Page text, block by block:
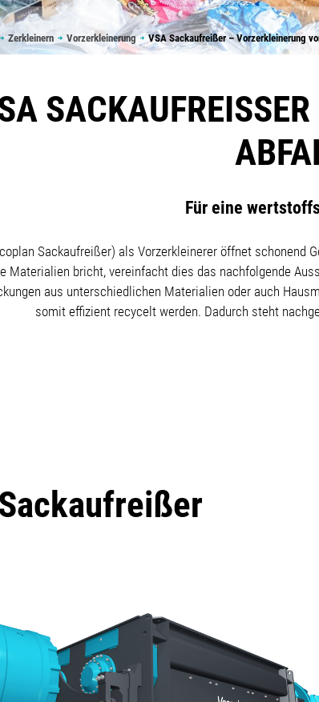
Zerkleinern Vorzerkleinerung VSA Sackaufreißer – Vorzerkleinerung
SACKAUFREISSER
Für eine
Sackaufreißer) als Vorzerkleinerer öffnet schonend
Materialien bricht, vereinfacht dies das nachfolgende
aus unterschiedlichen Materialien oder auch
somit effizient recycelt werden. Dadurch steht